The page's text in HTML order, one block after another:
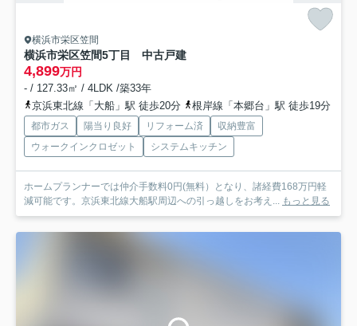
横浜市栄区笠間
横浜市栄区笠間5丁目 中古戸建
4,899万円
- / 127.33㎡ / 4LDK /築33年
京浜東北線「大船」駅 徒歩20分
根岸線「本郷台」駅 徒歩19分
都市ガス 陽当り良好 リフォーム済
収納豊富
ウォークインクロゼット
システムキッチン
ホームプランナーでは仲介手数料0円(無料）となり、諸経費168万円軽
減可能です。京浜東北線大船駅周辺への引っ越しをお考え... もっと見る